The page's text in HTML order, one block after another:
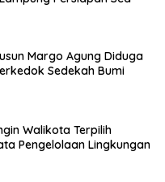
Margo Agung Diduga
Sedekah Bumi
Walikota Terpilih
Pengelolaan Lingkungan